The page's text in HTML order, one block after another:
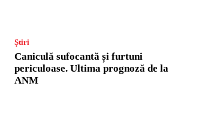
Știri
Caniculă sufocantă și furtuni
periculoase. Ultima prognoză de la
ANM